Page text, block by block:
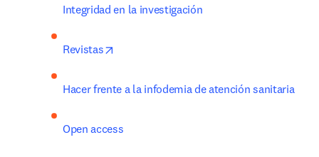
Integridad en la investigación
Revistas
Hacer frente a la infodemia de atención sanitaria
Open access